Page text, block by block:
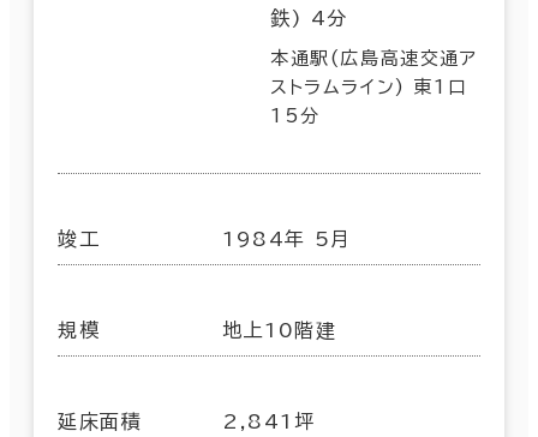
鉄) 4分
本通駅(広島高速交通ア
ストラムライン) 東1口
15分
竣工 1984年 5月
規模 地上10階建
延床面積 2,841坪